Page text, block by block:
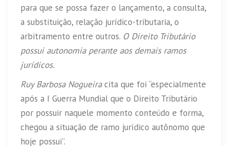
para que se possa fazer o lançamento, a consulta,
a substituição, relação jurídico-tributaria, o
arbitramento entre outros. O Direito Tributário
possui autonomia perante aos demais ramos
jurídicos.
Ruy Barbosa Nogueiracita que foi “especialmente
após a I Guerra Mundial que o Direito Tributário
por possuir naquele momento conteúdo e forma,
chegou a situação de ramo jurídico autônomo que
hoje possui”.